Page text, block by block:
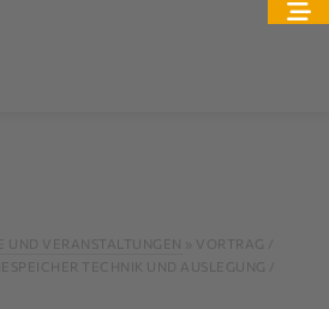
UND VERANSTALTUNGEN
VORTRAG /
TECHNIK UND AUSLEGUNG /